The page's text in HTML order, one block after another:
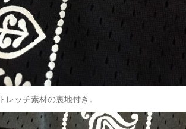
レッチ素材の裏地付き。